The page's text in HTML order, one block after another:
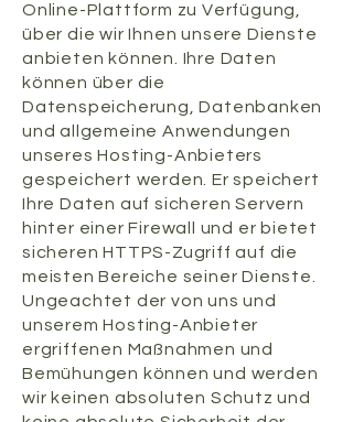
Online-Plattform zu Verfügung,
über die wir Ihnen unsere Dienste
anbieten können. Ihre Daten
können über die
Datenspeicherung, Datenbanken
und allgemeine Anwendungen
unseres Hosting-Anbieters
gespeichert werden. Er speichert
Ihre Daten auf sicheren Servern
hinter einer Firewall und er bietet
sicheren HTTPS-Zugriff auf die
meisten Bereiche seiner Dienste.
Ungeachtet der von uns und
unserem Hosting-Anbieter
ergriffenen Maßnahmen und
Bemühungen können und werden
wir keinen absoluten Schutz und